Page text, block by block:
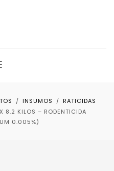
INSUMOS
RATICIDAS
8.2 KILOS – RODENTICIDA
0.005%)